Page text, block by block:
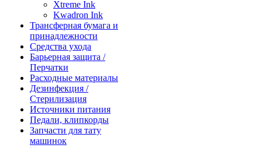
Xtreme Ink
Kwadron Ink
Трансферная бумага и
принадлежности
Средства ухода
Барьерная защита /
Перчатки
Расходные материалы
Дезинфекция /
Стерилизация
Источники питания
Педали, клипкорды
Запчасти для тату
машинок